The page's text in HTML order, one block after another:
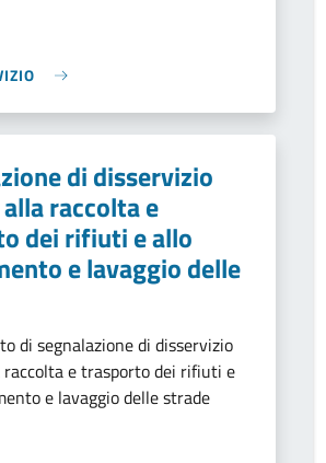
di disservizio
raccolta e
dei rifiuti e allo
e lavaggio delle
di segnalazione di disservizio
e trasporto dei rifiuti e
e lavaggio delle strade